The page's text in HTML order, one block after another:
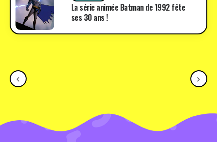
La série animée Batman de 1992 fête
ses 30 ans !